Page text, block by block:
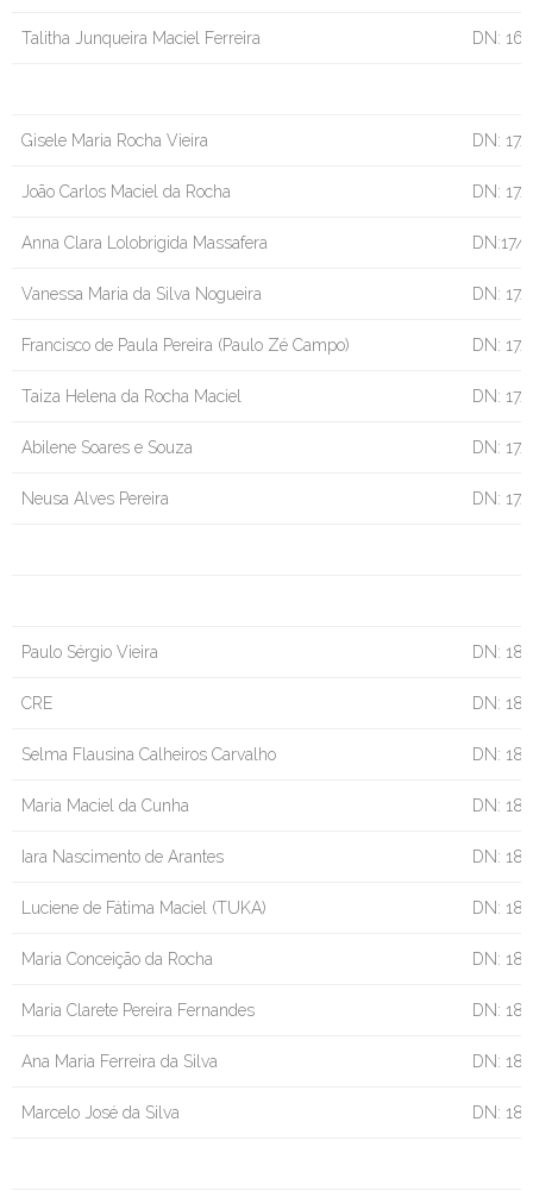
Talitha Junqueira Maciel Ferreira DN:
Gisele Maria Rocha Vieira DN:
João Carlos Maciel da Rocha DN:
Anna Clara Lolobrigida Massafera
Vanessa Maria da Silva Nogueira DN:
Francisco de Paula Pereira (Paulo Zé Campo) DN:
Taiza Helena da Rocha Maciel DN:
Abilene Soares e Souza DN:
Neusa Alves Pereira DN:
Paulo Sérgio Vieira DN:
CRE DN:
Selma Flausina Calheiros Carvalho DN:
Maria Maciel da Cunha DN:
Iara Nascimento de Arantes DN:
Luciene de Fátima Maciel (TUKA) DN:
Maria Conceição da Rocha DN:
Maria Clarete Pereira Fernandes DN:
Ana Maria Ferreira da Silva DN:
Marcelo José da Silva DN: